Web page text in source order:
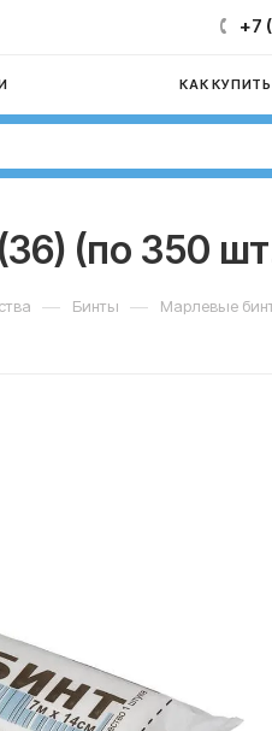
+7
КАК КУПИТЬ
(по 350
— Бинты — Марлевые